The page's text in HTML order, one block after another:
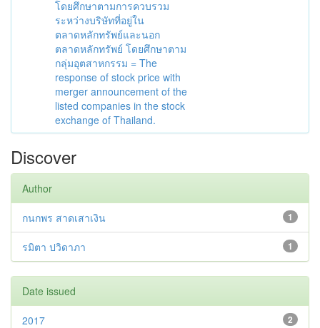
โดยศึกษาตามการควบรวม
ระหว่างบริษัทที่อยู่ใน
ตลาดหลักทรัพย์และนอก
ตลาดหลักทรัพย์ โดยศึกษาตาม
กลุ่มอุตสาหกรรม = The
response of stock price with
merger announcement of the
listed companies in the stock
exchange of Thailand.
Discover
Author
1
กนกพร สาดเสาเงิน
1
รมิตา ปวิดาภา
Date issued
2
2017